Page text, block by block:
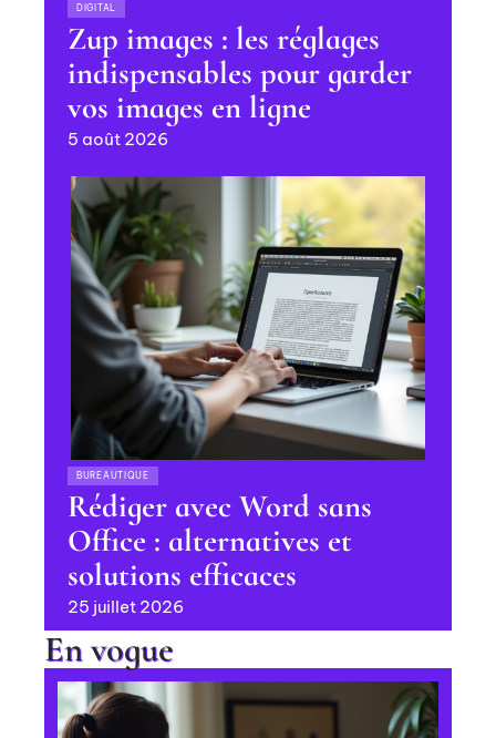
DIGITAL
Zup images : les réglages
indispensables pour garder
vos images en ligne
5 août 2026
BUREAUTIQUE
Rédiger avec Word sans
Office : alternatives et
solutions efficaces
25 juillet 2026
En vogue